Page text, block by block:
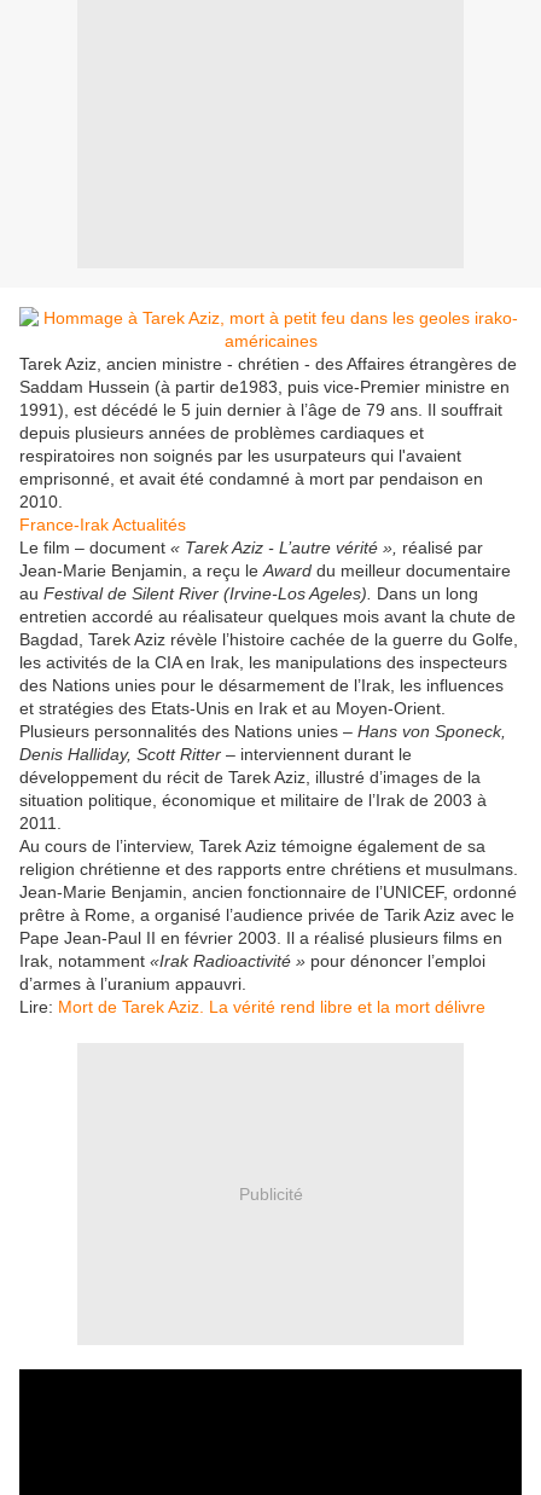
Tarek Aziz, ancien ministre - chrétien - des Affaires étrangères de
Saddam Hussein (à partir de1983, puis vice-Premier ministre en
1991), est décédé le 5 juin dernier à l’âge de 79 ans. Il souffrait
depuis plusieurs années de problèmes cardiaques et
respiratoires non soignés par les usurpateurs qui l'avaient
emprisonné, et avait été condamné à mort par pendaison en
2010.
France-Irak Actualités
Le film – document « Tarek Aziz - L’autre vérité », réalisé par
Jean-Marie Benjamin, a reçu le Award du meilleur documentaire
au Festival de Silent River (Irvine-Los Ageles).
Dans un long
entretien accordé au réalisateur quelques mois avant la chute de
Bagdad, Tarek Aziz révèle l’histoire cachée de la guerre du Golfe,
les activités de la CIA en Irak, les manipulations des inspecteurs
des Nations unies pour le désarmement de l’Irak, les influences
et stratégies des Etats-Unis en Irak et au Moyen-Orient.
Plusieurs personnalités des Nations unies – Hans von Sponeck,
Denis Halliday, Scott Ritter – interviennent durant le
développement du récit de Tarek Aziz, illustré d’images de la
situation politique, économique et militaire de l’Irak de 2003 à
2011.
Au cours de l’interview, Tarek Aziz témoigne également de sa
religion chrétienne et des rapports entre chrétiens et musulmans.
Jean-Marie Benjamin, ancien fonctionnaire de l’UNICEF, ordonné
prêtre à Rome, a organisé l’audience privée de Tarik Aziz avec le
Pape Jean-Paul II en février 2003. Il a réalisé plusieurs films en
Irak, notamment «Irak Radioactivité » pour dénoncer l’emploi
d’armes à l’uranium appauvri.
Lire: Mort de Tarek Aziz. La vérité rend libre et la mort délivre
Publicité